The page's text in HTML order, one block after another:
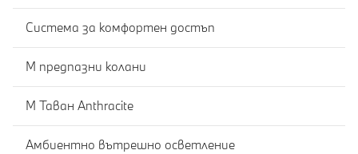
Система за комфортен достъп
M предпазни колани
M Таван Anthracite
Амбиентно вътрешно осветление